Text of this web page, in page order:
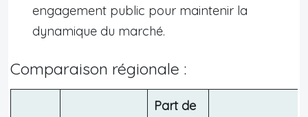
engagement public pour maintenir la
dynamique du marché.
Comparaison régionale :
Part de